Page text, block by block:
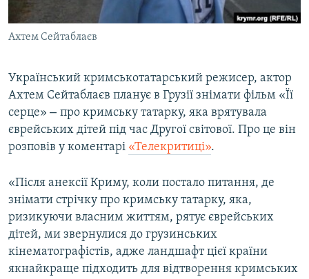
ІНФОГРАФІКА
ДОЛУЧАЙСЯ!
Усі сайти RFE/RL
Ахтем Сейтаблаєв
Український кримськотатарський режисер, актор
Ахтем Сейтаблаєв планує в Грузії знімати фільм «Її
серце» – про кримську татарку, яка врятувала
єврейських дітей під час Другої світової. Про це він
розповів у коментарі «Телекритиці».
«Після анексії Криму, коли постало питання, де
знімати стрічку про кримську татарку, яка,
ризикуючи власним життям, рятує єврейських
дітей, ми звернулися до грузинських
кінематографістів, адже ландшафт цієї країни
якнайкраще підходить для відтворення кримських